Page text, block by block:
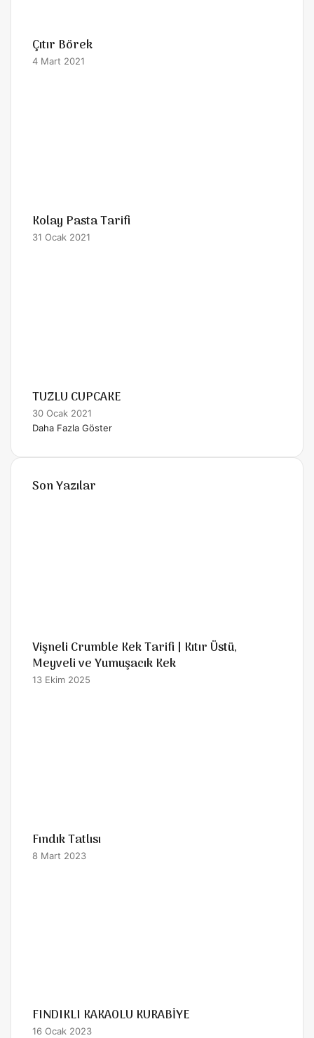
Çıtır Börek
4 Mart 2021
Kolay Pasta Tarifi
31 Ocak 2021
TUZLU CUPCAKE
30 Ocak 2021
Daha Fazla Göster
Son Yazılar
Vişneli Crumble Kek Tarifi | Kıtır Üstü,
Meyveli ve Yumuşacık Kek
13 Ekim 2025
Fındık Tatlısı
8 Mart 2023
FINDIKLI KAKAOLU KURABİYE
16 Ocak 2023